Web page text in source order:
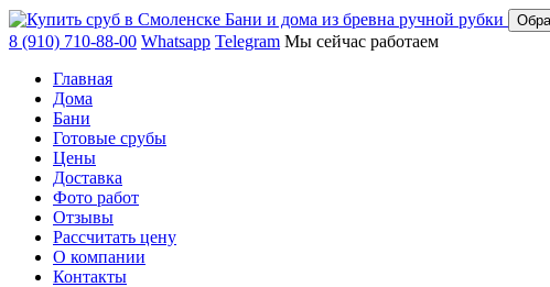
Бани и дома из бревна ручной рубки
8 (910) 710-88-00 Whatsapp Telegram Мы сейчас работаем
Главная
Дома
Бани
Готовые срубы
Цены
Доставка
Фото работ
Отзывы
Рассчитать цену
О компании
Контакты